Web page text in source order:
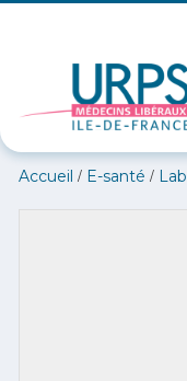
Accueil / E-santé /